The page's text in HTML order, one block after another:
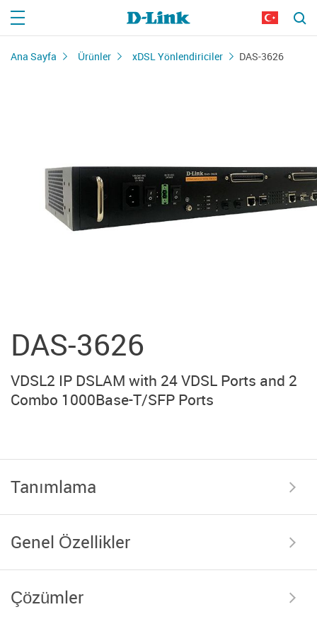
Ana Sayfa Ürünler xDSL Yönlendiriciler DAS-3626
DAS-3626
VDSL2 IP DSLAM with 24 VDSL Ports and 2
Combo 1000Base-T/SFP Ports
Tanımlama
Genel Özellikler
Çözümler